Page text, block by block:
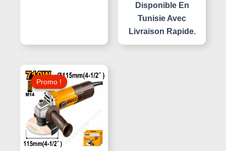
Disponible En
Tunisie Avec
Livraison Rapide.
Promo !
Promo !
Prix
Initial
Était :
Le
Prix
Actuel